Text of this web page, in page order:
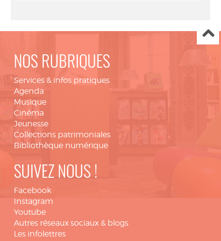
NOS RUBRIQUES
Services & infos pratiques
Agenda
Musique
Cinéma
Jeunesse
Collections patrimoniales
Bibliothèque numérique
SUIVEZ NOUS !
Facebook
Instagram
Youtube
Autres réseaux sociaux & blogs
Les infolettres